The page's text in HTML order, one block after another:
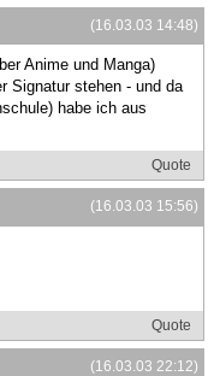
(16.03.03 14:48)
Anime und Manga)
Signatur stehen - und da
habe ich aus
Quote
(16.03.03 15:56)
Quote
(16.03.03 22:12)